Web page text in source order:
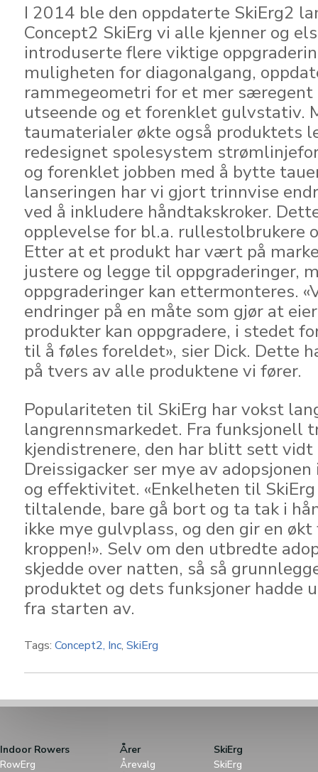
I 2014 ble den oppdaterte SkiErg2
Concept2 SkiErg vi alle kjenner og
introduserte flere viktige
muligheten for diagonalgang,
rammegeometri for et mer særegent
utseende og et forenklet gulvstativ.
taumaterialer økte også produktets
redesignet spolesystem
og forenklet jobben med å bytte
lanseringen har vi gjort trinnvise
ved å inkludere håndtakskroker.
opplevelse for bl.a. rullestolbrukere
Etter at et produkt har vært på
justere og legge til oppgraderinger,
oppgraderinger kan ettermonteres.
endringer på en måte som gjør at
produkter kan oppgradere, i stedet
til å føles foreldet», sier Dick.
på tvers av alle produktene vi fører.
Populariteten til SkiErg har vokst
langrennsmarkedet. Fra funksjonell
kjendistrenere, den har blitt sett vidt
Dreissigacker ser mye av
og effektivitet. «Enkelheten til
tiltalende, bare gå bort og ta tak i
ikke mye gulvplass, og den gir en
kroppen!». Selv om den utbredte
skjedde over natten, så så
produktet og dets funksjoner hadde
fra starten av.
Tags: Concept2, Inc, SkiErg
Indoor Rowers
RowErg
Årer
Årevalg
SkiErg
SkiErg